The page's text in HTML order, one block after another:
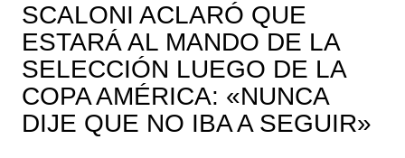
SCALONI ACLARÓ QUE
ESTARÁ AL MANDO DE LA
SELECCIÓN LUEGO DE LA
COPA AMÉRICA: «NUNCA
DIJE QUE NO IBA A SEGUIR»